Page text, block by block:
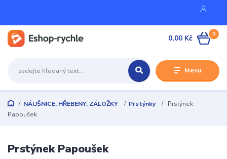
Menu
0
0,00 Kč
NÁUŠNICE, HŘEBENY, ZÁLOŽKY Prstýnky
Prstýnek
Papoušek
Prstýnek Papoušek